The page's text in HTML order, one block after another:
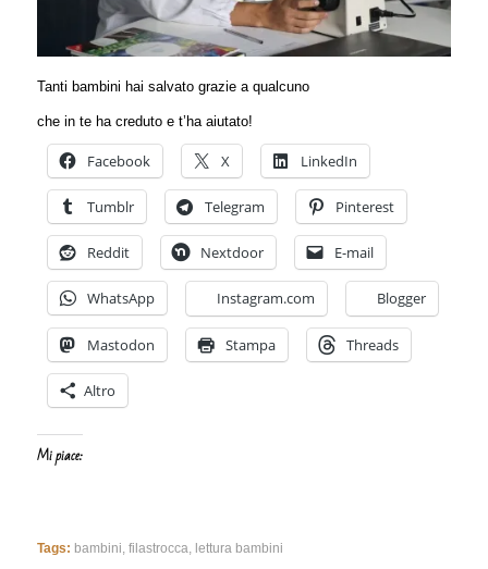
Tanti bambini hai salvato grazie a qualcuno
che in te ha creduto e t’ha aiutato!
Facebook X LinkedIn
Tumblr Telegram Pinterest
Reddit Nextdoor E-mail
WhatsApp Instagram.com Blogger
Mastodon Stampa Threads
Altro
Mi piace:
Tags: bambini filastrocca lettura bambini